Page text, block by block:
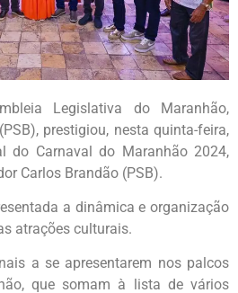
Legislativa do Maranhão,
prestigiou, nesta quinta-feira,
do Carnaval do Maranhão 2024,
Carlos Brandão (PSB).
a dinâmica e organização
atrações culturais.
a se apresentarem nos palcos
que somam à lista de vários